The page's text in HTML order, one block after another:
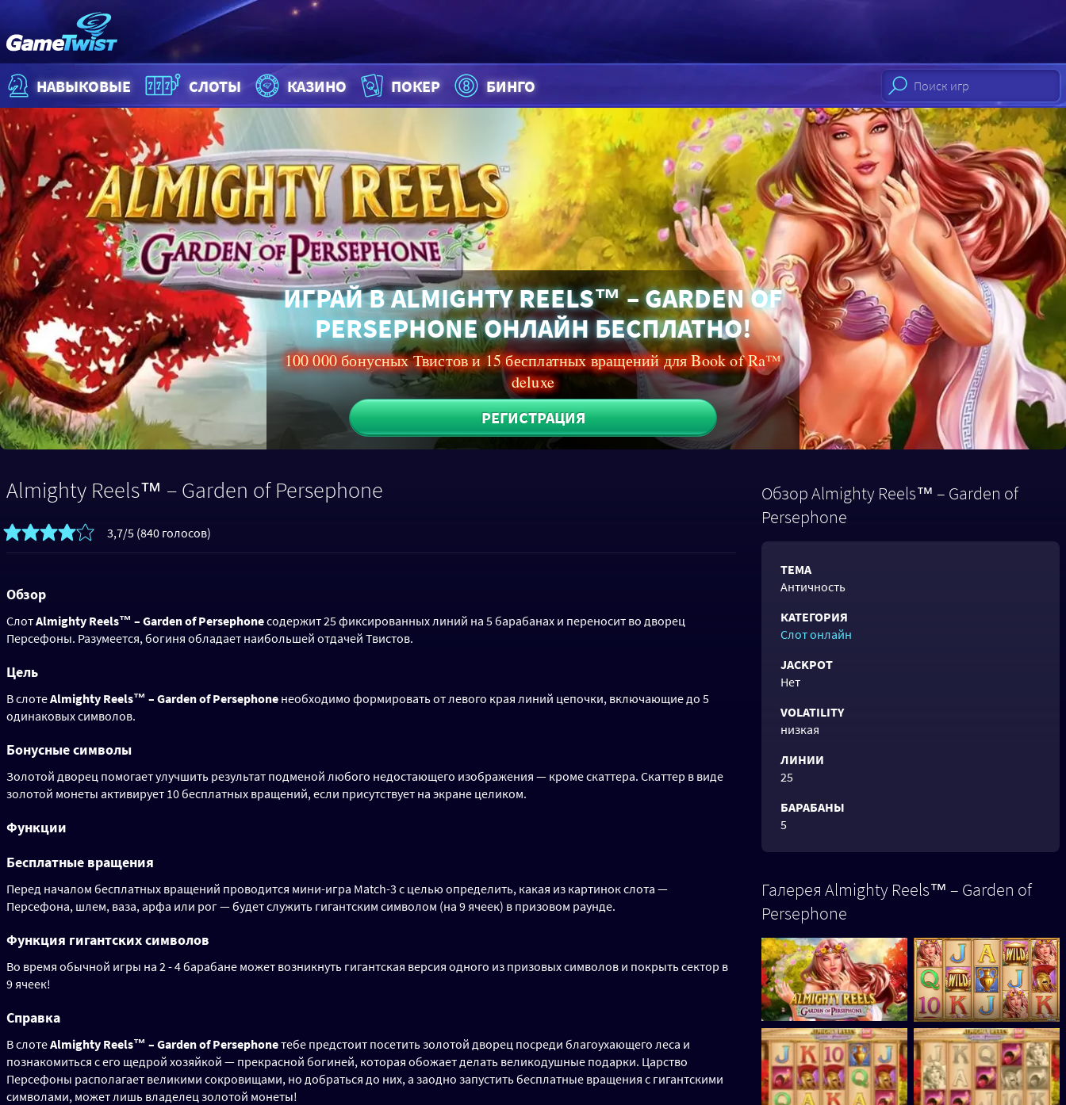
НАВЫКОВЫЕ СЛОТЫ КАЗИНО ПОКЕР БИНГО
ИГРАЙ В ALMIGHTY REELS™ – GARDEN OF
PERSEPHONE ОНЛАЙН БЕСПЛАТНО!
100 000 бонусных Твистов и 15 бесплатных вращений для Book of Ra™
deluxe
РЕГИСТРАЦИЯ
Almighty Reels™ – Garden of Persephone
3,7/5 (840 голосов)
Обзор
СлотAlmighty Reels™ – Garden of Persephoneсодержит 25 фиксированных линий на 5 барабанах и переносит во дворец
Персефоны. Разумеется, богиня обладает наибольшей отдачей Твистов.
Цель
В слотеAlmighty Reels™ – Garden of Persephone необходимо формировать от левого края линий цепочки, включающие до 5
одинаковых символов.
Бонусные символы
Золотой дворец помогает улучшить результат подменой любого недостающего изображения — кроме скаттера. Скаттер в виде
золотой монеты активирует 10 бесплатных вращений, если присутствует на экране целиком.
Функции
Бесплатные вращения
Перед началом бесплатных вращений проводится мини-игра Match-3 с целью определить, какая из картинок слота —
Персефона, шлем, ваза, арфа или рог — будет служить гигантским символом (на 9 ячеек) в призовом раунде.
Функция гигантских символов
Во время обычной игры на 2 - 4 барабане может возникнуть гигантская версия одного из призовых символов и покрыть сектор в
9 ячеек!
Справка
В слотеAlmighty Reels™ – Garden of Persephoneтебе предстоит посетить золотой дворец посреди благоухающего леса и
познакомиться с его щедрой хозяйкой — прекрасной богиней, которая обожает делать великодушные подарки. Царство
Персефоны располагает великими сокровищами, но добраться до них, а заодно запустить бесплатные вращения с гигантскими
символами, может лишь владелец золотой монеты!
Обзор Almighty Reels™ – Garden of
Persephone
ТЕМА
Античность
КАТЕГОРИЯ
Слот онлайн
JACKPOT
Нет
VOLATILITY
низкая
ЛИНИИ
25
БАРАБАНЫ
5
Галерея Almighty Reels™ – Garden of
Persephone